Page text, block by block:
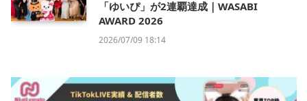
「ゆいぴ」が2連覇達成｜WASABI
AWARD 2026
2026/07/09 18:14